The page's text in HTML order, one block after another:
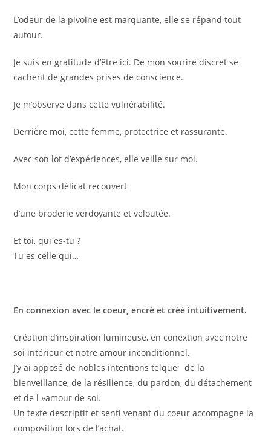
L’odeur de la pivoine est marquante, elle se répand tout
autour.
Je suis en gratitude d’être ici. De mon sourire discret se
cachent de grandes prises de conscience.
Je m’observe dans cette vulnérabilité.
Derrière moi, cette femme, protectrice et rassurante.
Avec son lot d’expériences, elle veille sur moi.
Mon corps délicat recouvert
d’une broderie verdoyante et veloutée.
Et toi, qui es-tu ?
Tu es celle qui…
En connexion avec le coeur, encré et créé intuitivement.
Création d’inspiration lumineuse, en conextion avec notre
soi intérieur et notre amour inconditionnel.
J’y ai apposé de nobles intentions telque; de la
bienveillance, de la résilience, du pardon, du détachement
et de l »amour de soi.
Un texte descriptif et senti venant du coeur accompagne la
composition lors de l’achat.